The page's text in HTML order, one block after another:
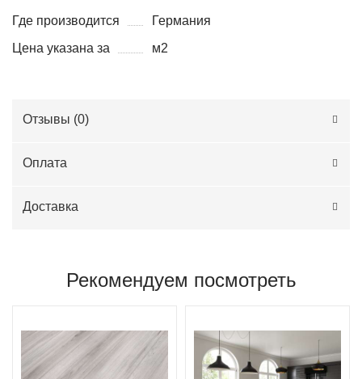
Где производится
Германия
Цена указана за
м2
Отзывы (0)
Оплата
Доставка
Рекомендуем посмотреть